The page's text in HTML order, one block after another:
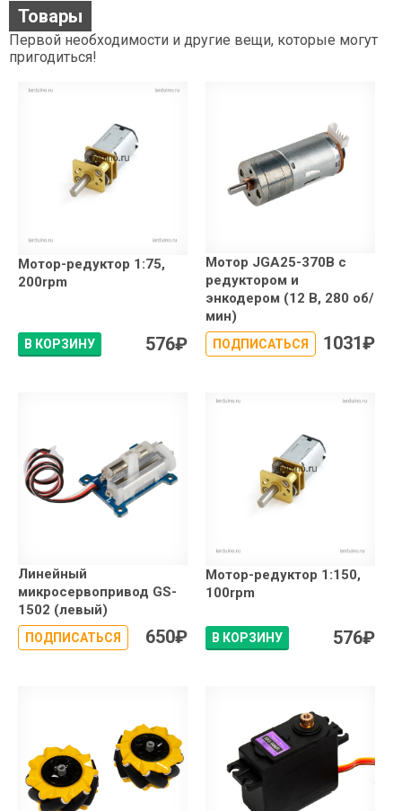
Товары
Первой необходимости и другие вещи, которые могут
пригодиться!
Мотор-редуктор 1:75,
200rpm
В КОРЗИНУ 576₽
Мотор JGA25-370B с
редуктором и
энкодером (12 В, 280 об/
мин)
ПОДПИСАТЬСЯ 1031₽
Линейный
микросервопривод GS-
1502 (левый)
ПОДПИСАТЬСЯ 650₽
Мотор-редуктор 1:150,
100rpm
В КОРЗИНУ 576₽